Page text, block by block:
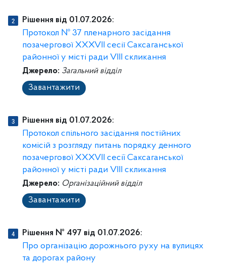
Рішення від 01.07.2026:
Протокол № 37 пленарного засідання
позачергової XXXVII cecії Саксаганської
районної у місті ради VIII скликання
Джерело: Загальний відділ
Завантажити
Рішення від 01.07.2026:
Протокол спільного засідання постійних
комісій з розгляду питань порядку денного
позачергової XXXVII ceciï Саксаганської
районної у місті ради VIII скликання
Джерело: Організаційний відділ
Завантажити
Рішення № 497 від 01.07.2026:
Про організацію дорожнього руху на вулицях
та дорогах району